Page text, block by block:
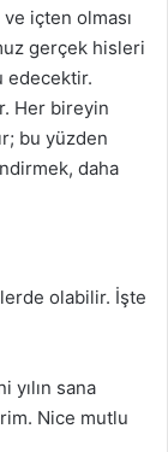
içten olması
gerçek hisleri
edecektir.
Her bireyin
bu yüzden
daha
olabilir. İşte
yılın sana
Nice mutlu